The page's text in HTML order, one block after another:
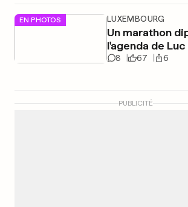
EN PHOTOS LUXEMBOURG
Un marathon
l'agenda de
8 67 6
PUBLICITÉ